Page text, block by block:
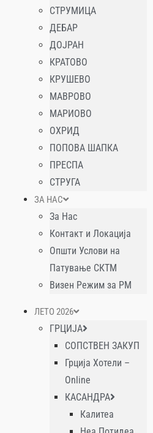
СТРУМИЦА
ДЕБАР
ДОЈРАН
КРАТОВО
КРУШЕВО
МАВРОВО
МАРИОВО
ОХРИД
ПОПОВА ШАПКА
ПРЕСПА
СТРУГА
ЗА НАС
За Нас
Контакт и Локација
Општи Услови на
Патување СКТМ
Визен Режим за РМ
ЛЕТО 2026
ГРЦИЈА
СОПСТВЕН ЗАКУП
Грција Хотели –
Online
КАСАНДРА
Калитеа